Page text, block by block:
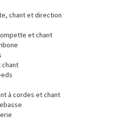
chant et direction
et chant
chant
à cordes et chant